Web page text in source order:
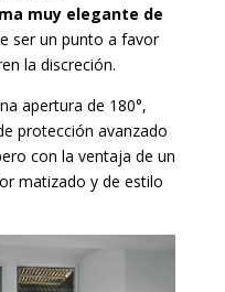
muy elegante de
ser un punto a favor
la discreción.
apertura de 180°,
protección avanzado
con la ventaja de un
matizado y de estilo